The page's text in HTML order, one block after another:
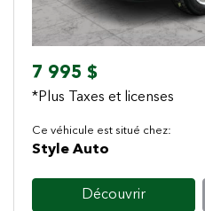
7 995 $
*Plus Taxes et licenses
Ce véhicule est situé chez:
Style Auto
Découvrir